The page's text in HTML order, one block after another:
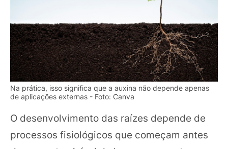
Na prática, isso significa que a auxina não depende apenas
de aplicações externas - Foto: Canva
O desenvolvimento das raízes depende de
processos fisiológicos que começam antes